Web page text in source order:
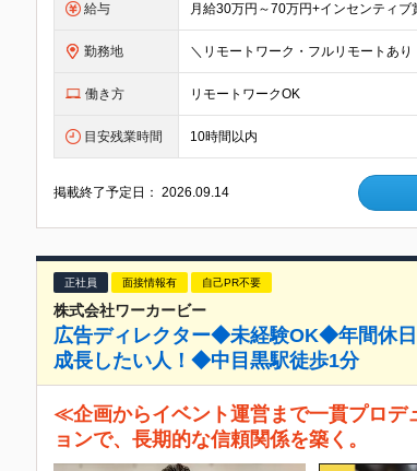
給与
勤務地
働き方 リモートワークOK
目安残業時間 10時間以内
掲載終了予定日：2026.09.14
正社員 面接情報有 自己PR不要
株式会社ワーカービー
広告ディレクター◆未経験OK◆年間休
成長したい人！◆中目黒駅徒歩1分
≪企画からイベント運営まで一貫プロ
ョンで、長期的な信頼関係を築く。